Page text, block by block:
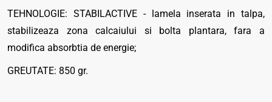
TEHNOLOGIE: STABILACTIVE - lamela inserata in talpa,
stabilizeaza zona calcaiului si bolta plantara, fara a
modifica absorbtia de energie;
GREUTATE: 850 gr.